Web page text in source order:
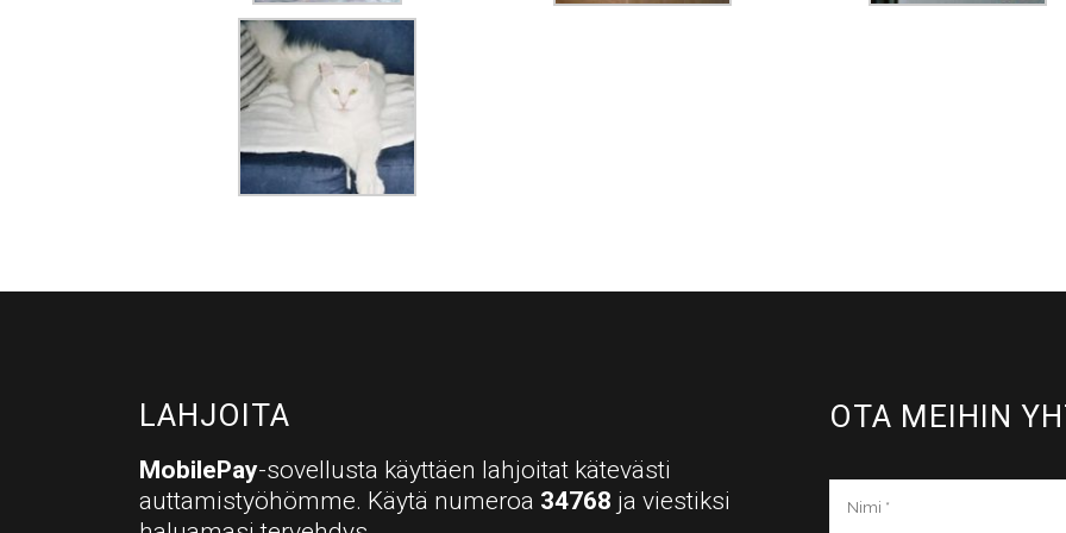
LAHJOITA
MobilePay-sovellusta käyttäen lahjoitat kätevästi
auttamistyöhömme. Käytä numeroa 34768 ja viestiksi
OTA MEIHIN